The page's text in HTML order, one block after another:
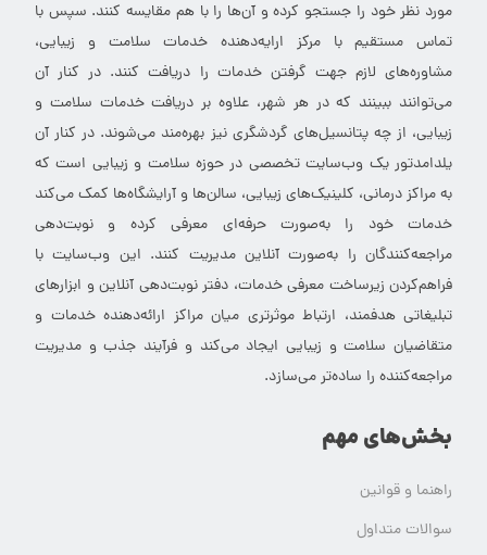
مورد نظر خود را جستجو کرده و آن‌ها را با هم مقایسه کنند. سپس با
تماس مستقیم با مرکز ارایه‌دهنده خدمات سلامت و زیبایی،
مشاوره‌های لازم جهت گرفتن خدمات را دریافت کنند. در کنار آن
می‌توانند ببینند که در هر شهر، علاوه بر دریافت خدمات سلامت و
زیبایی، از چه پتانسیل‌های گردشگری نیز بهره‌مند می‌شوند. در کنار آن
یلدامدتور یک وب‌سایت تخصصی در حوزه سلامت و زیبایی است که
به مراکز درمانی، کلینیک‌های زیبایی، سالن‌ها و آرایشگاه‌ها کمک می‌کند
خدمات خود را به‌صورت حرفه‌ای معرفی کرده و نوبت‌دهی
مراجعه‌کنندگان را به‌صورت آنلاین مدیریت کنند. این وب‌سایت با
فراهم‌کردن زیرساخت معرفی خدمات، دفتر نوبت‌دهی آنلاین و ابزارهای
تبلیغاتی هدفمند، ارتباط موثرتری میان مراکز ارائه‌دهنده خدمات و
متقاضیان سلامت و زیبایی ایجاد می‌کند و فرآیند جذب و مدیریت
مراجعه‌کننده را ساده‌تر می‌سازد.
بخش‌های مهم
راهنما و قوانین
سوالات متداول